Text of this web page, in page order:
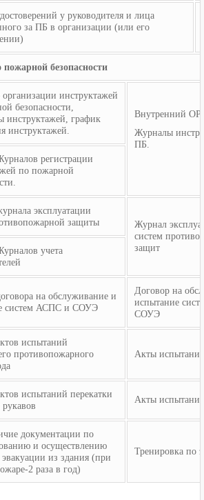
у руководителя и лица
за ПБ в организации (или его
безопасности
инструктажей
безопасности,
инструктажей, график
инструктажей.
Внутренний
Журналы
ПБ.
регистрации
по пожарной
эксплуатации
защиты
Журнал
систем
защит
учета
на обслуживание и
систем АСПС и СОУЭ
Договор на
испытание
СОУЭ
испытаний
противопожарного
Акты
испытаний перекатки
Акты
документации по
и осуществлению
из здания (при
2 раза в год)
Тренировка по